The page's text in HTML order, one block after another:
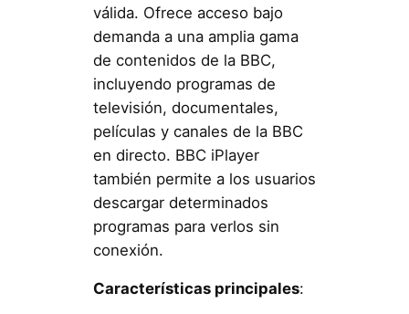
válida. Ofrece acceso bajo
demanda a una amplia gama
de contenidos de la BBC,
incluyendo programas de
televisión, documentales,
películas y canales de la BBC
en directo. BBC iPlayer
también permite a los usuarios
descargar determinados
programas para verlos sin
conexión.
Características principales: